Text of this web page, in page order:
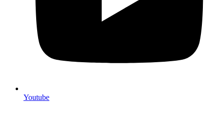
Youtube